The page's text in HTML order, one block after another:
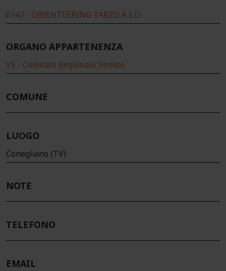
0147 - ORIENTEERING TARZO A.S.D.
ORGANO APPARTENENZA
VE - Comitato Regionale Veneto
COMUNE
LUOGO
Conegliano (TV)
NOTE
TELEFONO
EMAIL